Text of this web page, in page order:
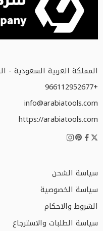
المملكة العربية السعودية -
+966112952677
info@arabiatools.com
https://arabiatools.com
سياسة الشحن
سياسة الخصوصية
الشروط والاحكام
سياسة الطلبات والاسترجاع